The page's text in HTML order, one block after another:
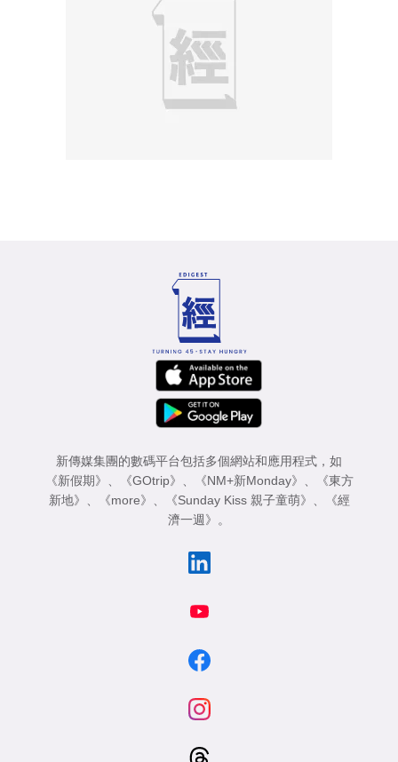
新傳媒集團的數碼平台包括多個網站和應用程式，如
《新假期》 、 《GOtrip》 、 《NM+新Monday》 、
《東方
新地》 、 《more》 、 《Sunday Kiss 親子童萌》 、
《經
濟一週》 。